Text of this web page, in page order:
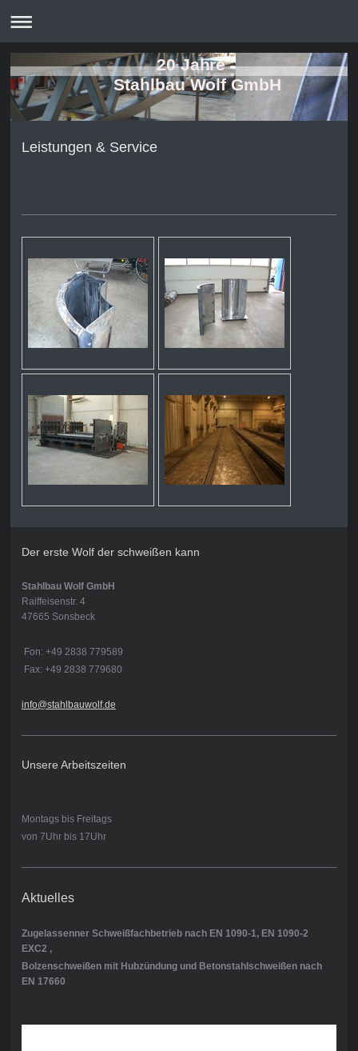
20 Jahre
Stahlbau Wolf GmbH
Leistungen & Service
Der erste Wolf der schweißen kann
Stahlbau Wolf GmbH
Raiffeisenstr. 4
47665 Sonsbeck
Fon: +49 2838 779589
Fax: +49 2838 779680
info@stahlbauwolf.de
Unsere Arbeitszeiten
Montags bis Freitags
von 7Uhr bis 17Uhr
Aktuelles
Zugelassenner Schweißfachbetrieb nach EN 1090-1, EN 1090-2
EXC2 ,
Bolzenschweißen mit Hubzündung und Betonstahlschweißen nach
EN 17660